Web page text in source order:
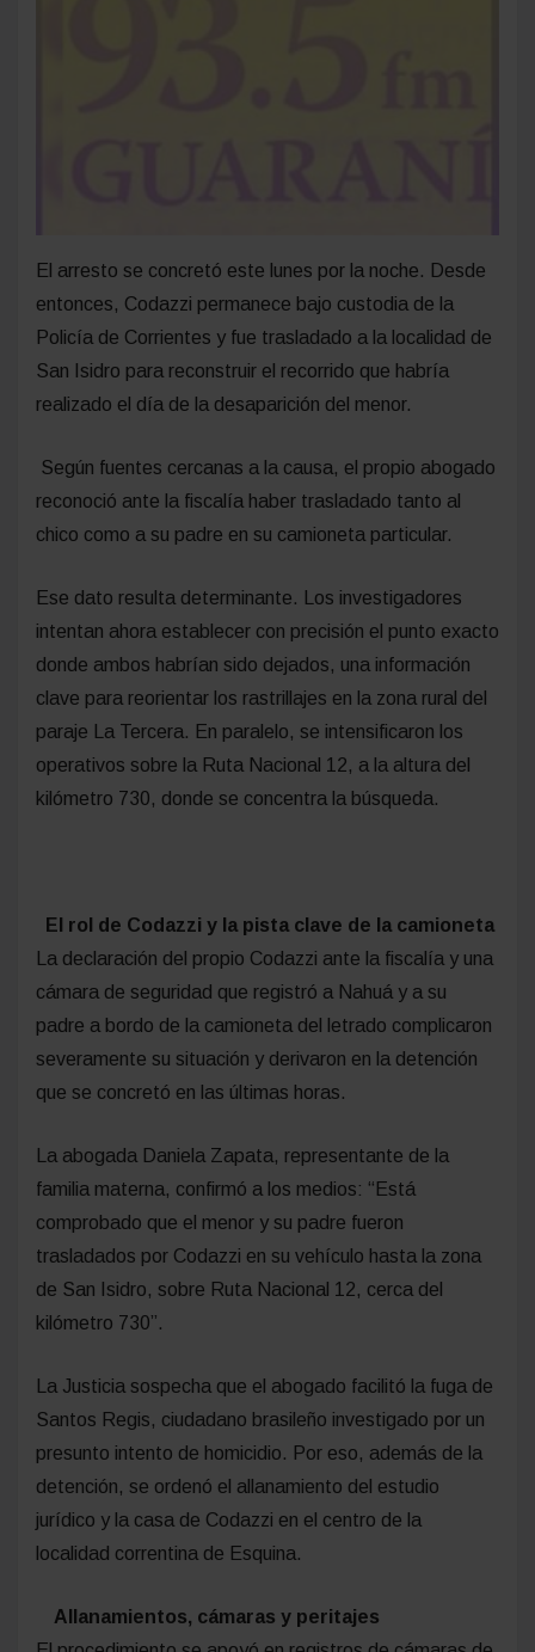
El arresto se concretó este lunes por la noche. Desde
entonces, Codazzi permanece bajo custodia de la
Policía de Corrientes y fue trasladado a la localidad de
San Isidro para reconstruir el recorrido que habría
realizado el día de la desaparición del menor.
Según fuentes cercanas a la causa, el propio abogado
reconoció ante la fiscalía haber trasladado tanto al
chico como a su padre en su camioneta particular.
Ese dato resulta determinante. Los investigadores
intentan ahora establecer con precisión el punto exacto
donde ambos habrían sido dejados, una información
clave para reorientar los rastrillajes en la zona rural del
paraje La Tercera. En paralelo, se intensificaron los
operativos sobre la Ruta Nacional 12, a la altura del
kilómetro 730, donde se concentra la búsqueda.
El rol de Codazzi y la pista clave de la camioneta
La declaración del propio Codazzi ante la fiscalía y una
cámara de seguridad que registró a Nahuá y a su
padre a bordo de la camioneta del letrado complicaron
severamente su situación y derivaron en la detención
que se concretó en las últimas horas.
La abogada Daniela Zapata, representante de la
familia materna, confirmó a los medios: “Está
comprobado que el menor y su padre fueron
trasladados por Codazzi en su vehículo hasta la zona
de San Isidro, sobre Ruta Nacional 12, cerca del
kilómetro 730”.
La Justicia sospecha que el abogado facilitó la fuga de
Santos Regis, ciudadano brasileño investigado por un
presunto intento de homicidio. Por eso, además de la
detención, se ordenó el allanamiento del estudio
jurídico y la casa de Codazzi en el centro de la
localidad correntina de Esquina.
Allanamientos, cámaras y peritajes